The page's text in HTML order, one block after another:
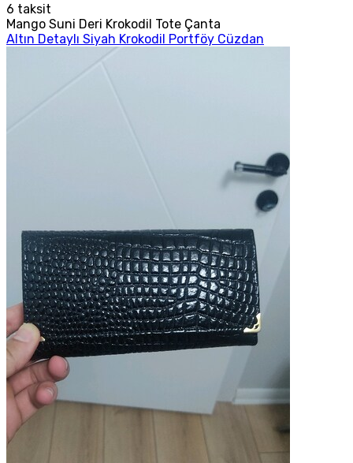
6 taksit
Mango Suni Deri Krokodil Tote Çanta
Altın Detaylı Siyah Krokodil Portföy Cüzdan